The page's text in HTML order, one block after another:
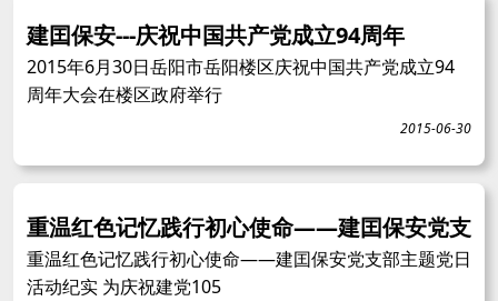
建囯保安---庆祝中国共产党成立94周年
2015年6月30日岳阳市岳阳楼区庆祝中国共产党成立94
周年大会在楼区政府举行
2015-06-30
重温红色记忆践行初心使命——建囯保安党支
重温红色记忆践行初心使命——建囯保安党支部主题党日
活动纪实 为庆祝建党105